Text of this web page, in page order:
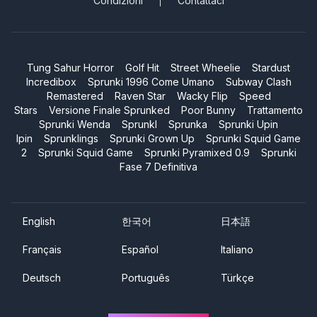
Tung Sahur Horror Golf Hit Street Wheelie
Stardust
Incredibox
Sprunki 1996 Come Umano
Subway Clash
Remastered
Raven Star Wacky Flip
Speed
Stars
Versione Finale Sprunked Poor Bunny
Trattamento
Sprunki Wenda
Sprunkl Sprunka
Sprunki Upin
Ipin
Sprunklings Sprunki Grown Up
Sprunki Squid Game
2
Sprunki Squid Game Sprunki Pyramixed 0.9
Sprunki
Fase 7 Definitiva
English 한국어 日本語
Français Español Italiano
Deutsch Português Türkçe